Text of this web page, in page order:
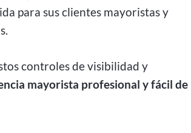
para sus clientes mayoristas y
controles de visibilidad y
mayorista profesional y fácil de